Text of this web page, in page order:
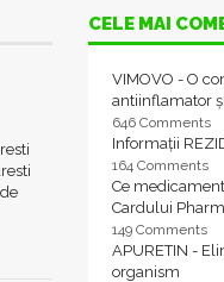
CELE MAI
VIMOVO - O
antiinflamator
646 Comments
Informații
164 Comments
Ce
Cardului
149 Comments
APURETIN -
organism